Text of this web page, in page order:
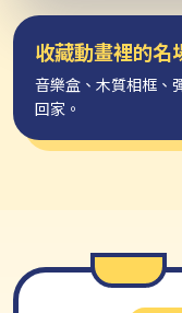
收藏動畫裡的名
音樂盒、木質相框、
回家。